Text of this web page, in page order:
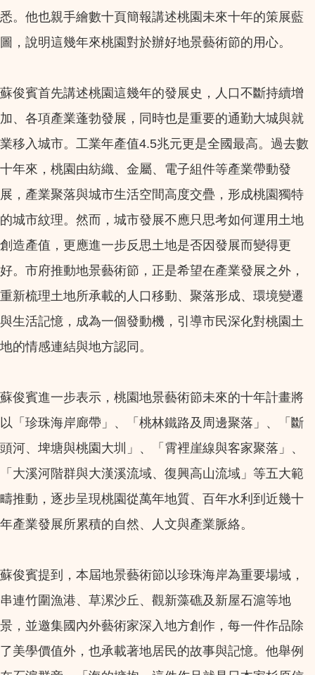
悉。他也親手繪數十頁簡報講述桃園未來十年的策展藍
圖，說明這幾年來桃園對於辦好地景藝術節的用心。
蘇俊賓首先講述桃園這幾年的發展史，人口不斷持續增
加、各項產業蓬勃發展，同時也是重要的通勤大城與就
業移入城市。工業年產值4.5兆元更是全國最高。過去數
十年來，桃園由紡織、金屬、電子組件等產業帶動發
展，產業聚落與城市生活空間高度交疊，形成桃園獨特
的城市紋理。然而，城市發展不應只思考如何運用土地
創造產值，更應進一步反思土地是否因發展而變得更
好。市府推動地景藝術節，正是希望在產業發展之外，
重新梳理土地所承載的人口移動、聚落形成、環境變遷
與生活記憶，成為一個發動機，引導市民深化對桃園土
地的情感連結與地方認同。
蘇俊賓進一步表示，桃園地景藝術節未來的十年計畫將
以「珍珠海岸廊帶」、「桃林鐵路及周邊聚落」、「斷
頭河、埤塘與桃園大圳」、「霄裡崖線與客家聚落」、
「大溪河階群與大漢溪流域、復興高山流域」等五大範
疇推動，逐步呈現桃園從萬年地質、百年水利到近幾十
年產業發展所累積的自然、人文與產業脈絡。
蘇俊賓提到，本屆地景藝術節以珍珠海岸為重要場域，
串連竹圍漁港、草漯沙丘、觀新藻礁及新屋石滬等地
景，並邀集國內外藝術家深入地方創作，每一件作品除
了美學價值外，也承載著地居民的故事與記憶。他舉例